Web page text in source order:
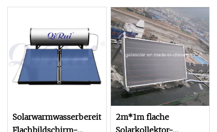
Solarwarmwasserbereiter-
Flachbildschirm-
2m*1m flache
Solarkollektor-